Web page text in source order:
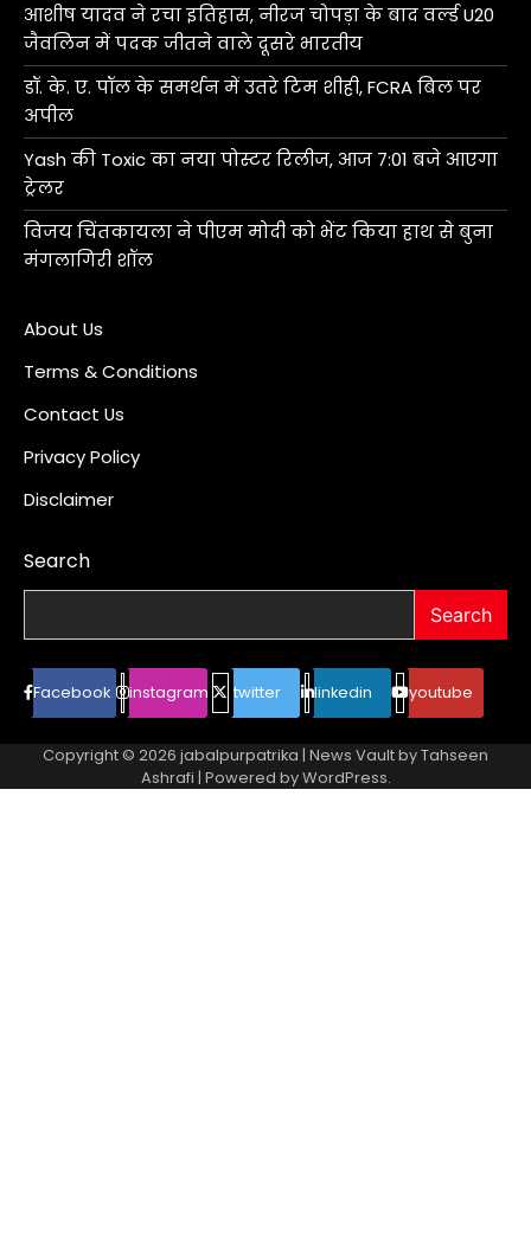
आशीष यादव ने रचा इतिहास, नीरज चोपड़ा के बाद वर्ल्ड U20
जैवलिन में पदक जीतने वाले दूसरे भारतीय
डॉ. के. ए. पॉल के समर्थन में उतरे टिम शीही, FCRA बिल पर
अपील
Yash की Toxic का नया पोस्टर रिलीज, आज 7:01 बजे आएगा
ट्रेलर
विजय चिंतकायला ने पीएम मोदी को भेंट किया हाथ से बुना
मंगलागिरी शॉल
About Us
Terms & Conditions
Contact Us
Privacy Policy
Disclaimer
Search
Search
Facebook instagram twitter linkedin youtube
Copyright © 2026 jabalpurpatrika | News Vault byTahseen
Ashrafi | Powered byWordPress.